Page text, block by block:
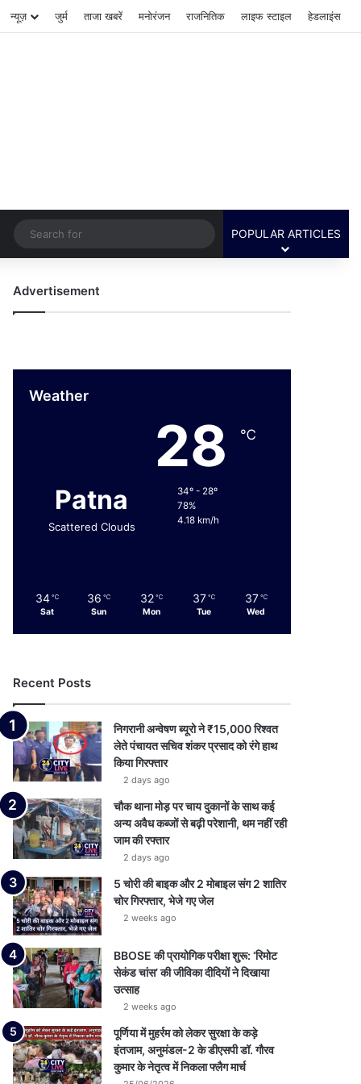
न्यूज़ जुर्म ताजा खबरें मनोरंजन राजनितिक लाइफ स्टाइल हेडलाइंस
Switch skin
Search
for
POPULAR ARTICLES
Advertisement
Weather
Patna
Scattered Clouds
28 ℃
34º - 28º
78%
4.18 km/h
34 ℃
Sat
36 ℃
Sun
32 ℃
Mon
37 ℃
Tue
37 ℃
Wed
Recent Posts
निगरानी अन्वेषण ब्यूरो ने ₹15,000 रिश्वत
लेते पंचायत सचिव शंकर प्रसाद को रंगे हाथ
किया गिरफ्तार
2 days ago
चौक थाना मोड़ पर चाय दुकानों के साथ कई
अन्य अवैध कब्जों से बढ़ी परेशानी, थम नहीं रही
जाम की रफ्तार
2 days ago
5 चोरी की बाइक और 2 मोबाइल संग 2 शातिर
चोर गिरफ्तार, भेजे गए जेल
2 weeks ago
BBOSE की प्रायोगिक परीक्षा शुरू: ‘रिमोट
सेकंड चांस’ की जीविका दीदियों ने दिखाया
उत्साह
2 weeks ago
पूर्णिया में मुहर्रम को लेकर सुरक्षा के कड़े
इंतजाम, अनुमंडल-2 के डीएसपी डॉ. गौरव
कुमार के नेतृत्व में निकला फ्लैग मार्च